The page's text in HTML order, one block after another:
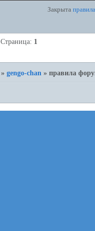
Закрыта
Страница: 1
»gengo-chan »правила